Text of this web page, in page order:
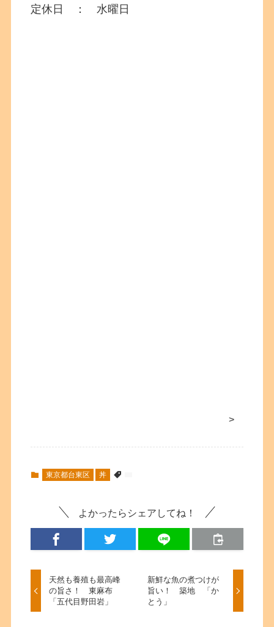
定休日 ： 水曜日
>
東京都台東区 丼
よかったらシェアしてね！
天然も養殖も最高峰
の旨さ！ 東麻布
「五代目野田岩」
新鮮な魚の煮つけが
旨い！ 築地 「か
とう」